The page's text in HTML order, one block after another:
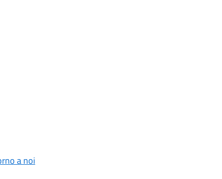
a noi